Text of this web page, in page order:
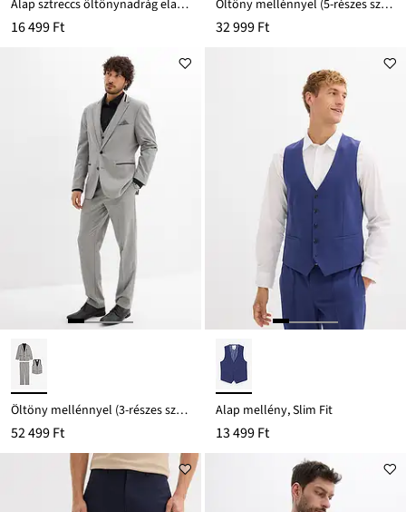
Alap sztreccs öltönynadrág elasztikus derékpánttal, Modern Fit
16 499 Ft
Öltöny mellénnyel (5-részes szett) Regular Fit
32 999 Ft
Öltöny mellénnyel (3-részes szett), Regular Fit
52 499 Ft
Alap mellény, Slim Fit
13 499 Ft